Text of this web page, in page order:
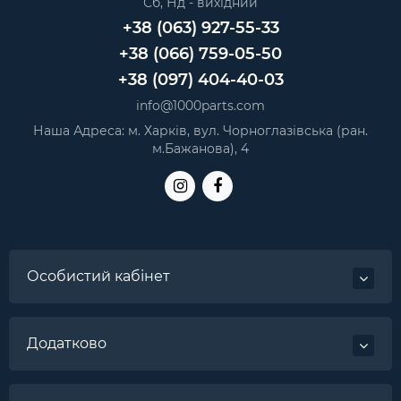
Слот для Dual Sim-карти iPhone 13 Pro Max Graphite
+38 (063) 927-55-33
+38 (066) 759-05-50
+38 (097) 404-40-03
info@1000parts.com
Наша Адреса: м. Харків, вул. Чорноглазівська (ран.
м.Бажанова), 4
Особистий кабінет
Додатково